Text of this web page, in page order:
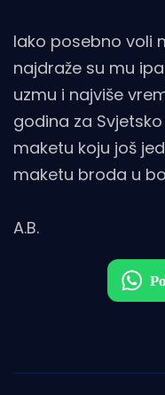
Iako posebno voli
najdraže su mu
uzmu i najviše
godina za
maketu koju još
maketu broda u
A.B.